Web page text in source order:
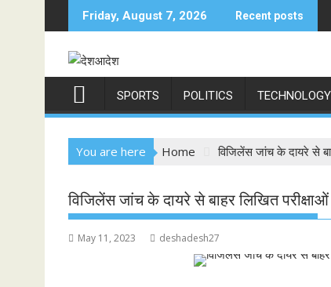
to
Friday, August 7, 2026 Recent posts
SPORTS POLITICS TECHNOLOGY
You are here Home विजिलेंस जांच के दायरे से
विजिलेंस जांच के दायरे से बाहर लिखित
May 11, 2023 deshadesh27